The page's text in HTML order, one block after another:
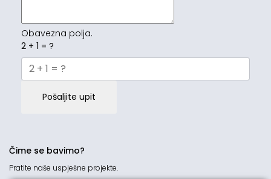
Obavezna polja.
2 + 1 = ?
Pošaljite upit
Čime se bavimo?
Pratite naše uspješne projekte.